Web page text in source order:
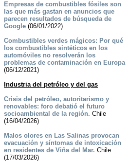
Empresas de combustibles fósiles son
las que más gastan en anuncios que
parecen resultados de búsqueda de
Google(06/01/2022)
Combustibles verdes mágicos: Por qué
los combustibles sintéticos en los
automóviles no resolverán los
problemas de contaminación en Europa
(06/12/2021)
Industria del petróleo y del gas
Crisis del petróleo, autoritarismo y
renovables: foro debatió el futuro
socioambiental de la región. Chile
(16/04/2026)
Malos olores en Las Salinas provocan
evacuación y síntomas de intoxicación
en residentes de Viña del Mar. Chile
(17/03/2026)